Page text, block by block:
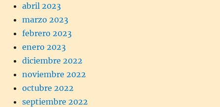
abril 2023
marzo 2023
febrero 2023
enero 2023
diciembre 2022
noviembre 2022
octubre 2022
septiembre 2022